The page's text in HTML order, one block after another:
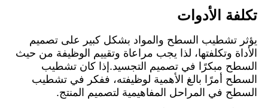
تكلفة الأدوات
يؤثر تشطيب السطح والمواد بشكل كبير على تصميم
الأداة وتكلفتها، لذا يجب مراعاة وتقييم الوظيفة من حيث
السطح مبكرًا في تصميم التجسيد.إذا كان تشطيب
السطح أمرًا بالغ الأهمية لوظيفته، ففكر في تشطيب
السطح في المراحل المفاهيمية لتصميم المنتج.